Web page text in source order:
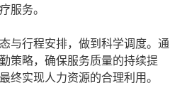
服务。
与行程安排，做到科学调度。通
策略，确保服务质量的持续提
实现人力资源的合理利用。